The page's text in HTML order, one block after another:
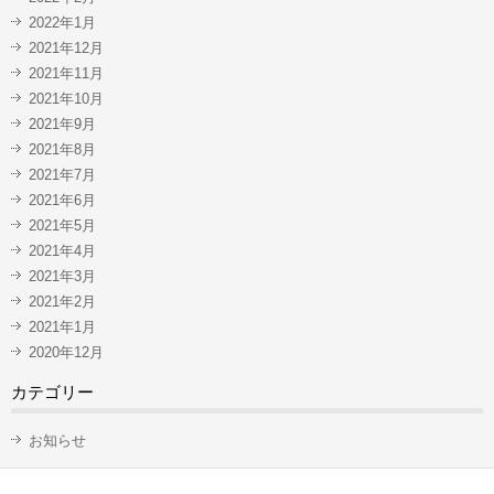
2022年1月
2021年12月
2021年11月
2021年10月
2021年9月
2021年8月
2021年7月
2021年6月
2021年5月
2021年4月
2021年3月
2021年2月
2021年1月
2020年12月
カテゴリー
お知らせ